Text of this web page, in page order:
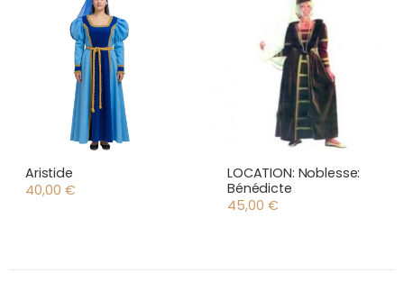
Aristide
40,00 €
LOCATION: Noblesse:
Bénédicte
45,00 €